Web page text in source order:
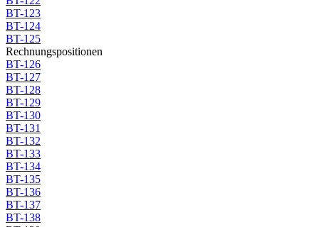
BT-123
BT-124
BT-125
Rechnungspositionen
BT-126
BT-127
BT-128
BT-129
BT-130
BT-131
BT-132
BT-133
BT-134
BT-135
BT-136
BT-137
BT-138